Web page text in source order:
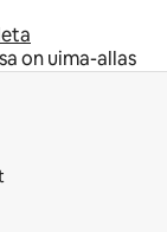
on uima-allas